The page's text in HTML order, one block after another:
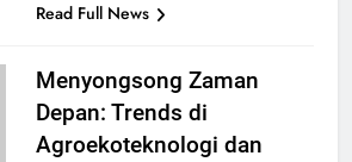
Read Full News
Menyongsong Zaman
Depan: Trends di
Agroekoteknologi dan